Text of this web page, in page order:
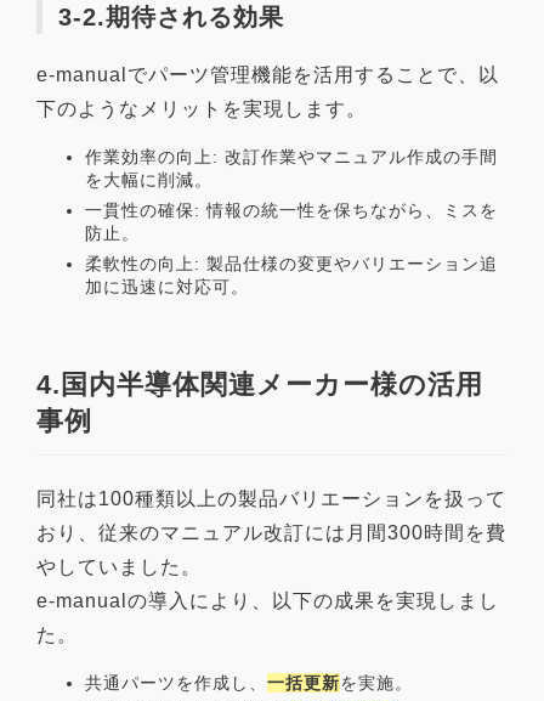
3-2.期待される効果
e-manualでパーツ管理機能を活用することで、以
下のようなメリットを実現します。
作業効率の向上: 改訂作業やマニュアル作成の手間
を大幅に削減。
一貫性の確保: 情報の統一性を保ちながら、ミスを
防止。
柔軟性の向上: 製品仕様の変更やバリエーション追
加に迅速に対応可。
4.国内半導体関連メーカー様の活用
事例
同社は100種類以上の製品バリエーションを扱って
おり、従来のマニュアル改訂には月間300時間を費
やしていました。
e-manualの導入により、以下の成果を実現しまし
た。
共通パーツを作成し、 一括更新を実施。